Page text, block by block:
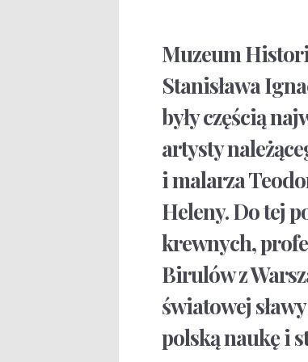
Muzeum
Stanisława
były częścią
artysty
i malarza
Heleny. Do tej
krewnych,
Birulów z
światowej
polską naukę i